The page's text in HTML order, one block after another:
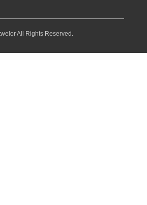
All Rights Reserved.